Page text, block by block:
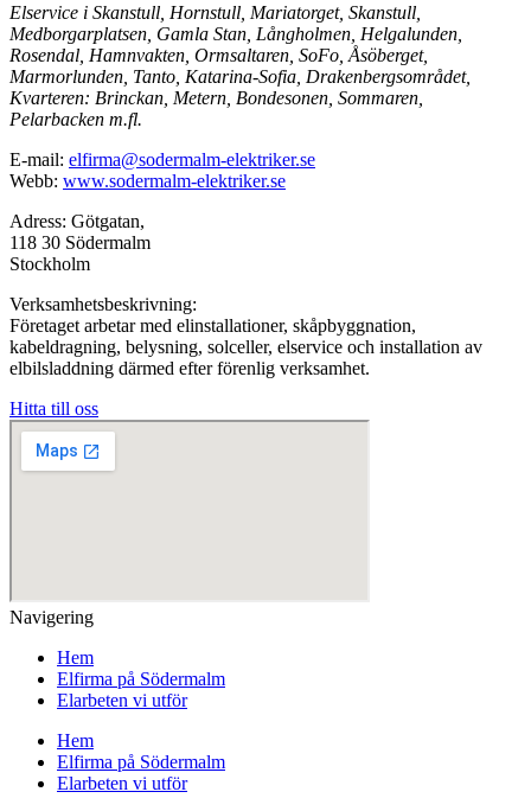
Elservice i Skanstull, Hornstull, Mariatorget, Skanstull,
Medborgarplatsen, Gamla Stan, Långholmen, Helgalunden,
Rosendal, Hamnvakten, Ormsaltaren, SoFo, Åsöberget,
Marmorlunden, Tanto, Katarina-Sofia, Drakenbergsområdet,
Kvarteren: Brinckan, Metern, Bondesonen, Sommaren,
Pelarbacken m.fl.
E-mail: elfirma@sodermalm-elektriker.se
Webb: www.sodermalm-elektriker.se
Adress: Götgatan,
118 30 Södermalm
Stockholm
Verksamhetsbeskrivning:
Företaget arbetar med elinstallationer, skåpbyggnation,
kabeldragning, belysning, solceller, elservice och installation av
elbilsladdning därmed efter förenlig verksamhet.
Hitta till oss
Navigering
Hem
Elfirma på Södermalm
Elarbeten vi utför
Hem
Elfirma på Södermalm
Elarbeten vi utför